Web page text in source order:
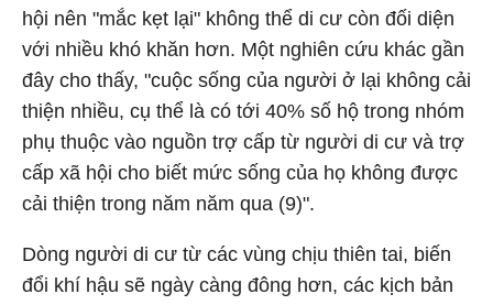
hội nên "mắc kẹt lại" không thể di cư còn đối diện
với nhiều khó khăn hơn. Một nghiên cứu khác gần
đây cho thấy, "cuộc sống của người ở lại không cải
thiện nhiều, cụ thể là có tới 40% số hộ trong nhóm
phụ thuộc vào nguồn trợ cấp từ người di cư và trợ
cấp xã hội cho biết mức sống của họ không được
cải thiện trong năm năm qua (9)".
Dòng người di cư từ các vùng chịu thiên tai, biến
đổi khí hậu sẽ ngày càng đông hơn, các kịch bản